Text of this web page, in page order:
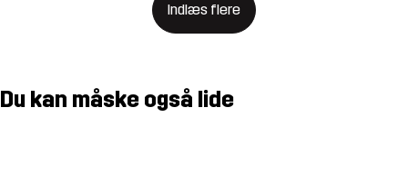
Indlæs flere
Du kan måske også lide